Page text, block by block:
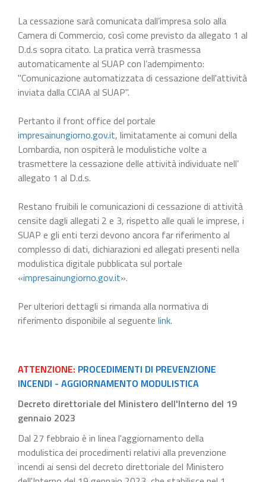
La cessazione sarà comunicata dall’impresa solo alla
Camera di Commercio, così come previsto da allegato 1 al
D.d.s sopra citato. La pratica verrà trasmessa
automaticamente al SUAP con l’adempimento:
"Comunicazione automatizzata di cessazione dell'attività
inviata dalla CCIAA al SUAP".
Pertanto il front office del portale
impresainungiorno.gov.it, limitatamente ai comuni della
Lombardia, non ospiterà le modulistiche volte a
trasmettere la cessazione delle attività individuate nell’
allegato 1 al D.d.s.
Restano fruibili le comunicazioni di cessazione di attività
censite dagli allegati 2 e 3, rispetto alle quali le imprese, i
SUAP e gli enti terzi devono ancora far riferimento al
complesso di dati, dichiarazioni ed allegati presenti nella
modulistica digitale pubblicata sul portale
«impresainungiorno.gov.it».
Per ulteriori dettagli si rimanda alla normativa di
riferimento disponibile al seguente link.
ATTENZIONE: PROCEDIMENTI DI PREVENZIONE
INCENDI - AGGIORNAMENTO MODULISTICA
Decreto direttoriale del Ministero dell'Interno del 19
gennaio 2023
Dal 27 febbraio è in linea l'aggiornamento della
modulistica dei procedimenti relativi alla prevenzione
incendi ai sensi del decreto direttoriale del Ministero